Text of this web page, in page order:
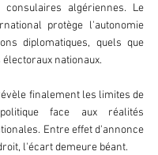
consulaires algériennes. Le
protège l'autonomie
diplomatiques, quels que
nationaux.
finalement les limites de
face aux réalités
Entre effet d'annonce
l'écart demeure béant.